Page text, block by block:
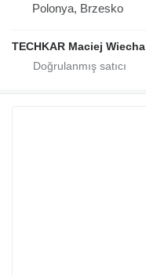
Polonya, Brzesko
TECHKAR Maciej Wiecha